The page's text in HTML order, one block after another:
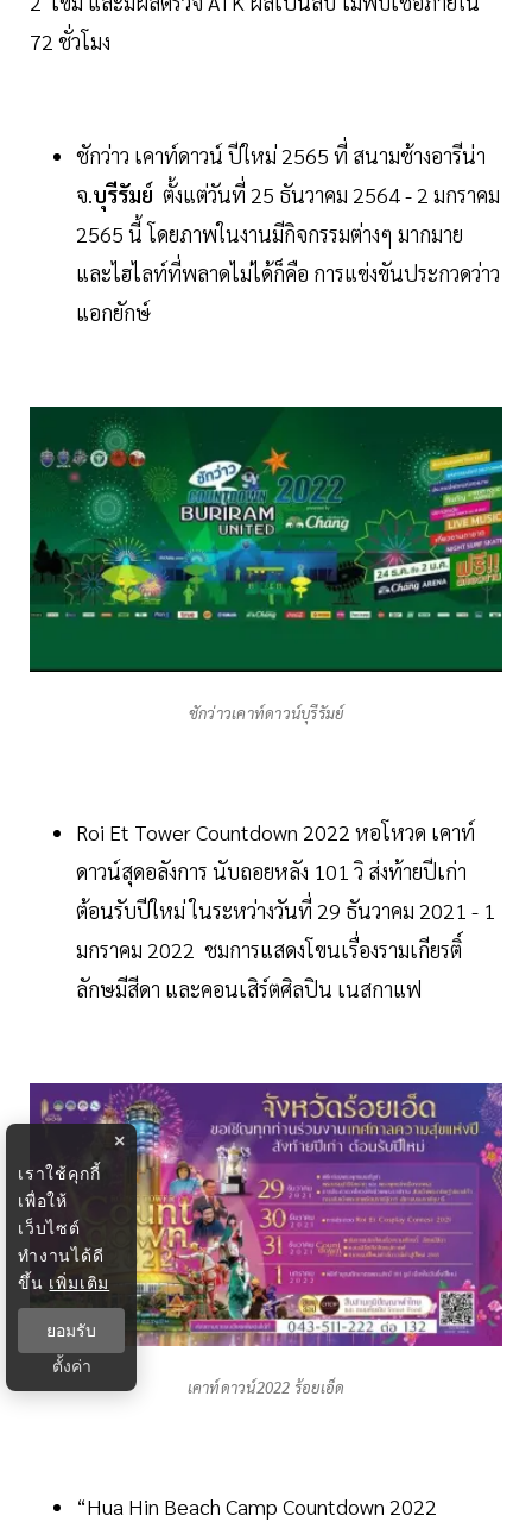
72 ชั่วโมง
ชักว่าว เคาท์ดาว​น์ ปีใหม่​ 2565 ที่ สนามช้างอารีน่า
จ.บุรีรัมย์ ตั้งแต่วันที่ 25 ธันวาคม 2564 - 2 มกราคม
2565 นี้ โดยภาพในงานมีกิจกรรมต่างๆ มากมาย
และไฮไลท์ที่พลาดไม่ได้ก็คือ การแข่งขันประกวดว่าว
แอกยักษ์
ชักว่าวเคาท์ดาวน์บุรีรัมย์
Roi Et Tower Countdown 2022 หอโหวด เคาท์
ดาวน์สุดอลังการ นับถอยหลัง 101 วิ ส่งท้ายปีเก่า
ต้อนรับปีใหม่ ในระหว่างวันที่ 29 ธันวาคม 2021 - 1
มกราคม 2022 ชมการแสดงโขนเรื่องรามเกียรติ์
ลักษมีสีดา และคอนเสิร์ตศิลปิน เนสกาแฟ
เคาท์ดาวน์2022 ร้อยเอ็ด
“Hua Hin Beach Camp Countdown 2022
×
เราใช้คุกกี้
เพื่อให้
เว็บไซต์
ทำงานได้ดี
ขึ้น เพิ่มเติม
ยอมรับ
ตั้งค่า